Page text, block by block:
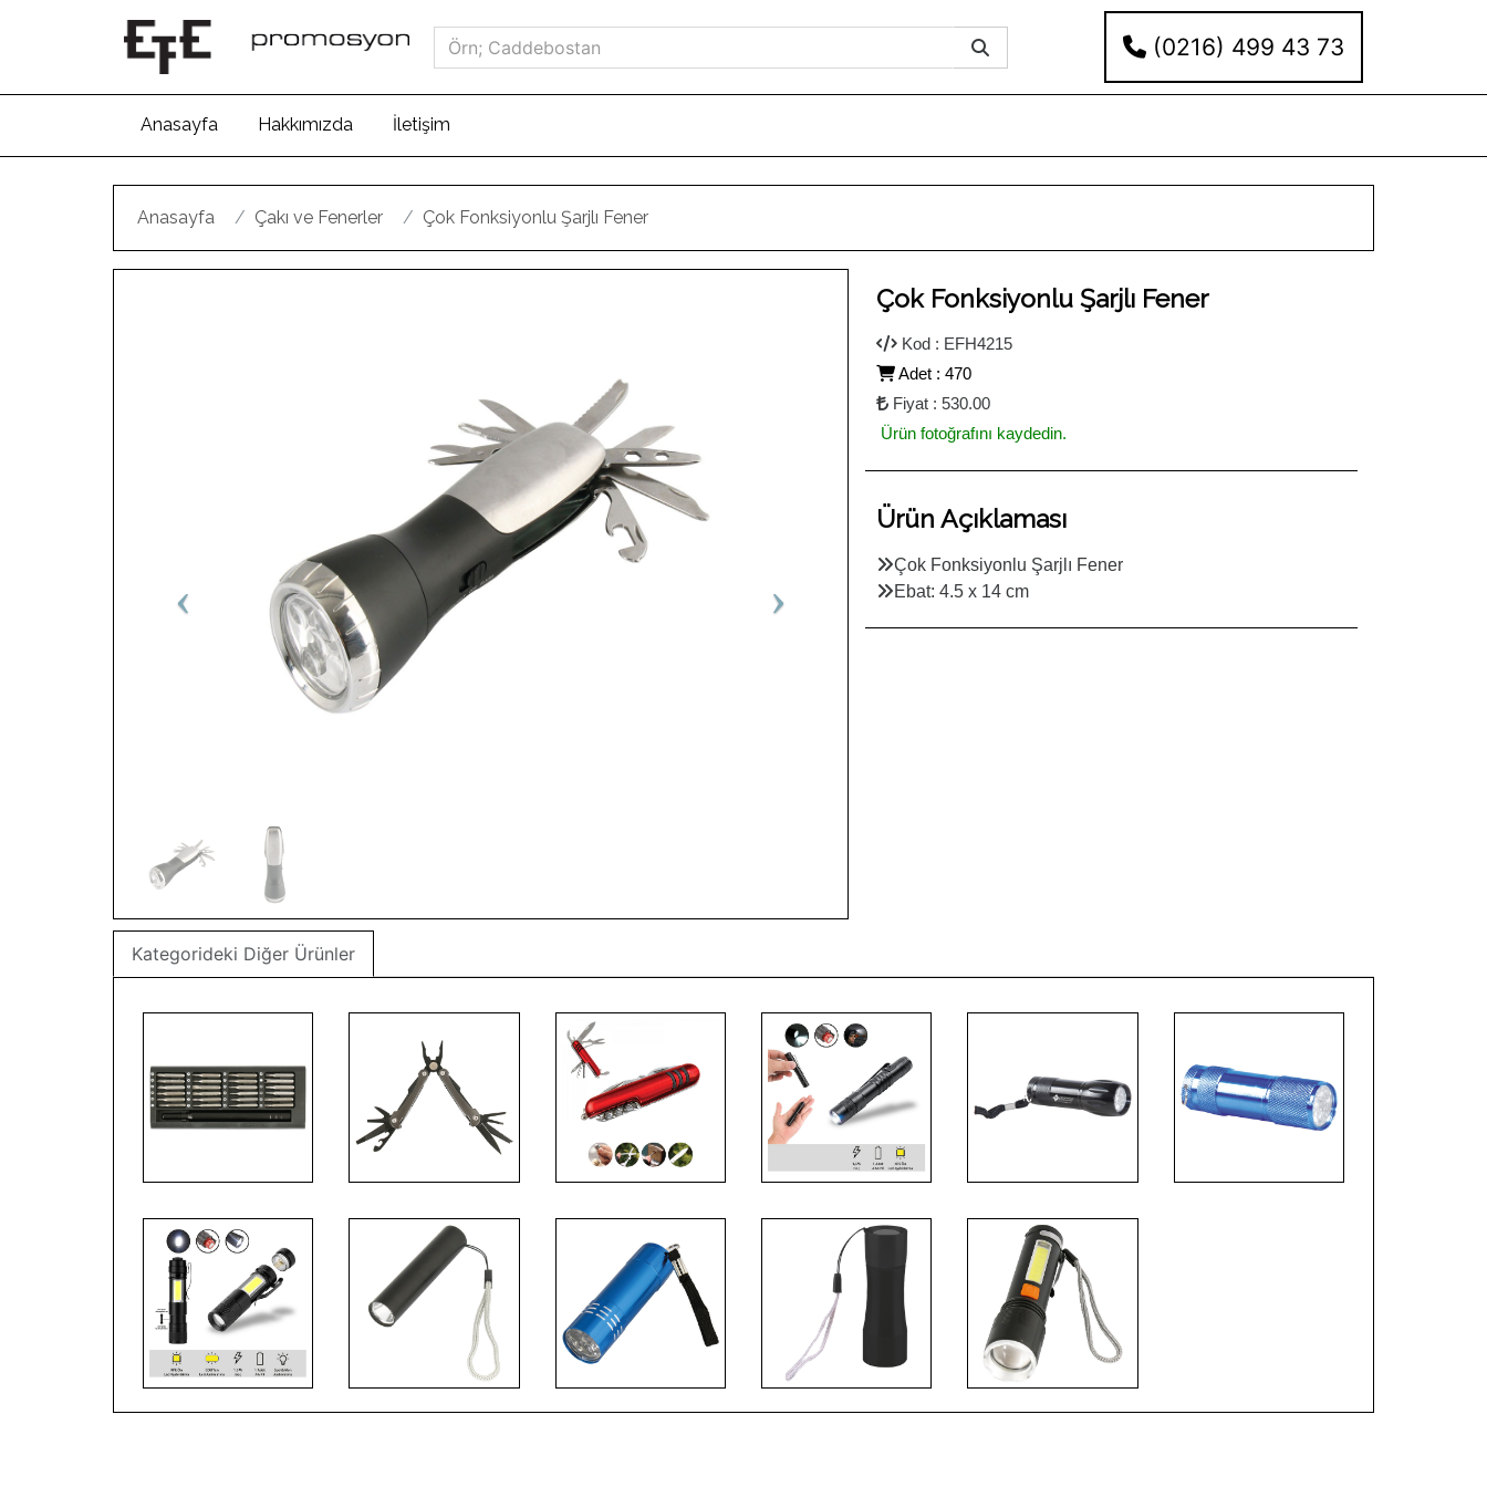
(0216) 499 43 73
Anasayfa (current)Hakkımızda İletişim
Anasayfa Çakı ve Fenerler Çok Fonksiyonlu Şarjlı Fener
Çok Fonksiyonlu Şarjlı Fener
Kod : EFH4215
Adet : 470
Fiyat : 530.00
Ürün fotoğrafını kaydedin.
Ürün Açıklaması
Çok Fonksiyonlu Şarjlı Fener
Ebat: 4.5 x 14 cm
Kategorideki Diğer Ürünler